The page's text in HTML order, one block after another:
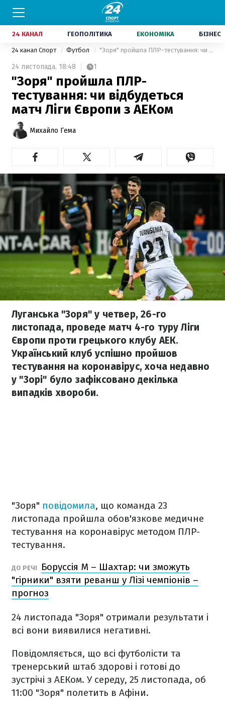
24 КАНАЛ ГЕОПОЛІТИКА ЕКОНОМІКА БІЗНЕС
24 канал Спорт Футбол "Зоря" пройшла ПЛР-тестування: чи відбудеться матч Ліги Європи з АЕКом
24 листопада, 18:48 1
"Зоря" пройшла ПЛР-
тестування: чи відбудеться
матч Ліги Європи з АЕКом
Михайло Гема
Луганська "Зоря" у четвер, 26-го
листопада, проведе матч 4-го туру Ліги
Європи проти грецького клубу АЕК.
Український клуб успішно пройшов
тестування на коронавірус, хоча недавно
у "Зорі" було зафіксовано декілька
випадків хвороби.
"Зоря" повідомила, що команда 23
листопада пройшла обов'язкове медичне
тестування на коронавірус методом ПЛР-
тестування.
ДО РЕЧІ
Боруссія М – Шахтар: чи зможуть
"гірники" взяти реванш у Лізі чемпіонів –
прогноз
24 листопада "Зоря" отримали результати і
всі вони виявилися негативні.
Повідомляється, що всі футболісти та
тренерський штаб здорові і готові до
зустрічі з АЕКом. У середу, 25 листопада, об
11:00 "Зоря" полетить в Афіни.